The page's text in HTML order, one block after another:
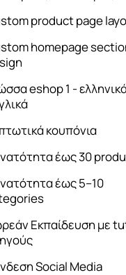
product page
homepage
eshop 1 -
κουπόνια
έως 30
έως 5–10
Εκπαίδευση με
Social Media​